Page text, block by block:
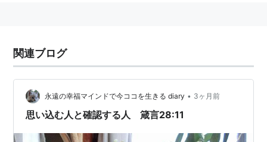
関連ブログ
永遠の幸福マインドで今ココを生きる diary • 3ヶ月前
思い込む人と確認する人 箴言28:11